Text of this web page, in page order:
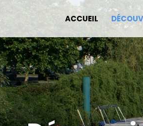
ACCUEIL